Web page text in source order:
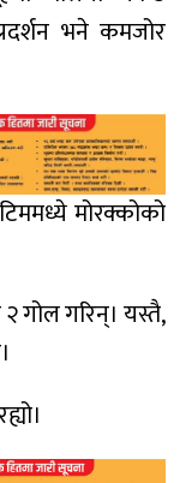
भने कमजोर
मोरक्कोको
गोल गरिन्। यस्तै,